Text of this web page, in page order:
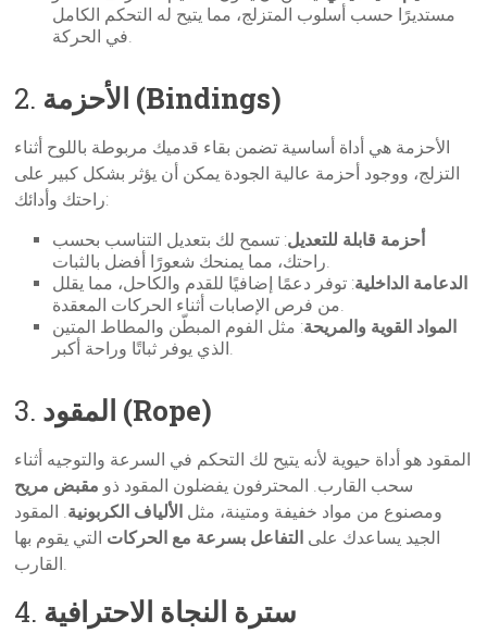
مستديرًا حسب أسلوب المتزلج، مما يتيح له التحكم الكامل
في الحركة.
2. الأحزمة (Bindings)
الأحزمة هي أداة أساسية تضمن بقاء قدميك مربوطة باللوح أثناء
التزلج، ووجود أحزمة عالية الجودة يمكن أن يؤثر بشكل كبير على
راحتك وأدائك:
أحزمة قابلة للتعديل: تسمح لك بتعديل التناسب بحسب
راحتك، مما يمنحك شعورًا أفضل بالثبات.
الدعامة الداخلية: توفر دعمًا إضافيًا للقدم والكاحل، مما يقلل
من فرص الإصابات أثناء الحركات المعقدة.
المواد القوية والمريحة: مثل الفوم المبطّن والمطاط المتين
الذي يوفر ثباتًا وراحة أكبر.
3. المقود (Rope)
المقود هو أداة حيوية لأنه يتيح لك التحكم في السرعة والتوجيه أثناء
سحب القارب. المحترفون يفضلون المقود ذو مقبض مريح
ومصنوع من مواد خفيفة ومتينة، مثل الألياف الكربونية. المقود
الجيد يساعدك على التفاعل بسرعة مع الحركات التي يقوم بها
القارب.
4. سترة النجاة الاحترافية